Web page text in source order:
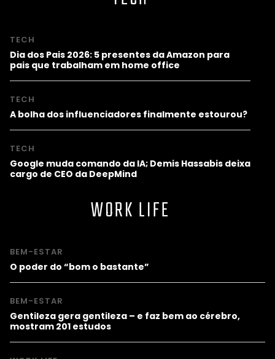
TECH
Dia dos Pais 2026: 5 presentes da Amazon para
pais que trabalham em home office
TECH
A bolha dos influenciadores finalmente estourou?
TECH
Google muda comando da IA; Demis Hassabis deixa
cargo de CEO da DeepMind
WORK LIFE
BEM-ESTAR
O poder do “bom o bastante”
BEM-ESTAR
Gentileza gera gentileza – e faz bem ao cérebro,
mostram 201 estudos